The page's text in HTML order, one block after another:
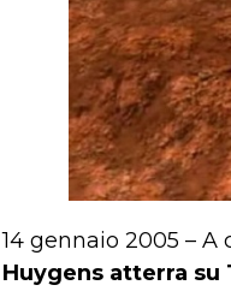
14 gennaio 2005 –
Huygens atterra su